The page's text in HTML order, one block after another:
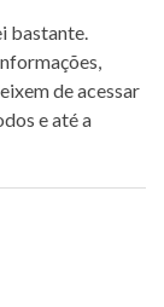
bastante.
de acessar
e até a